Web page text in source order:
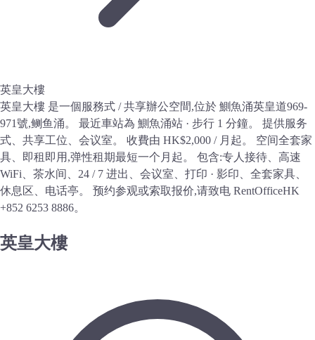
英皇大樓
英皇大樓 是一個服務式 / 共享辦公空間,位於 鰂魚涌英皇道969-
971號,鲗鱼涌。 最近車站為 鰂魚涌站 · 步行 1 分鐘。 提供服务
式、共享工位、会议室。 收費由 HK$2,000 / 月起。 空间全套家
具、即租即用,弹性租期最短一个月起。 包含:专人接待、高速
WiFi、茶水间、24 / 7 进出、会议室、打印 · 影印、全套家具、
休息区、电话亭。 预约参观或索取报价,请致电 RentOfficeHK
+852 6253 8886。
英皇大樓